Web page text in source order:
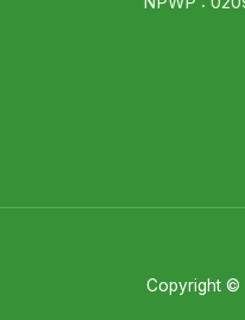
Copyright ©